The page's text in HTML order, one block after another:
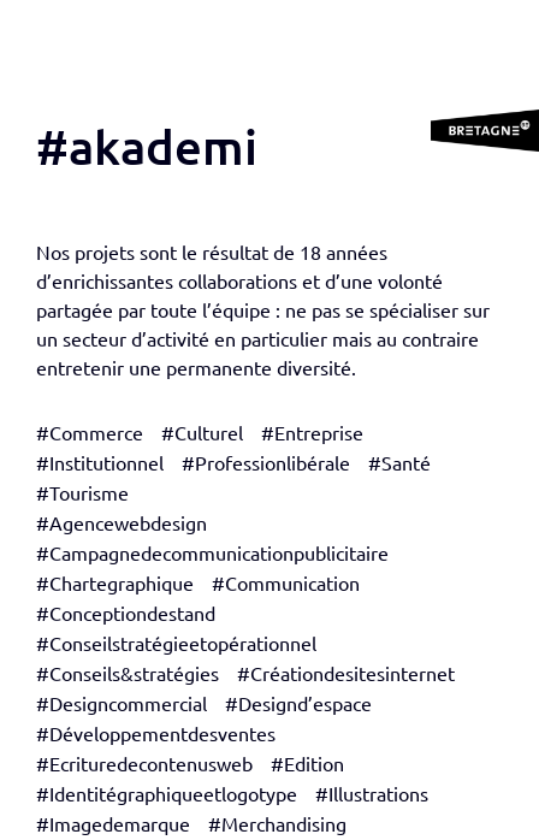
#akademi
Nos projets sont le résultat de 18 années
d’enrichissantes collaborations et d’une volonté
partagée par toute l’équipe : ne pas se spécialiser sur
un secteur d’activité en particulier mais au contraire
entretenir une permanente diversité.
#Commerce #Culturel
#Entreprise
#Institutionnel
#Professionlibérale
#Santé
#Tourisme
#Agencewebdesign
#Campagnedecommunicationpublicitaire
#Chartegraphique
#Communication
#Conceptiondestand
#Conseilstratégieetopérationnel
#Conseils&stratégies
#Créationdesitesinternet
#Designcommercial
#Designd’espace
#Développementdesventes
#Ecrituredecontenusweb
#Edition
#Identitégraphiqueetlogotype
#Illustrations
#Imagedemarque
#Merchandising